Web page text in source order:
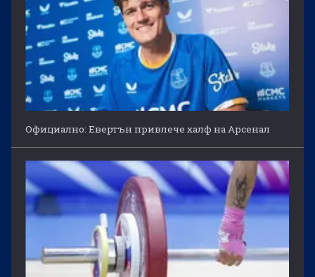
Официално: Евертън привлече халф на Арсенал